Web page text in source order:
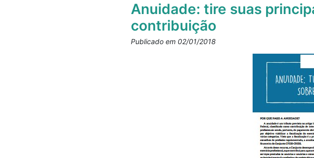
Anuidade: tire suas
contribuição
Publicado em 02/01/2018